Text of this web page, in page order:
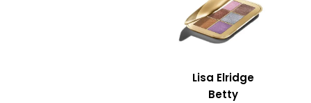
Lisa Elridge
Betty